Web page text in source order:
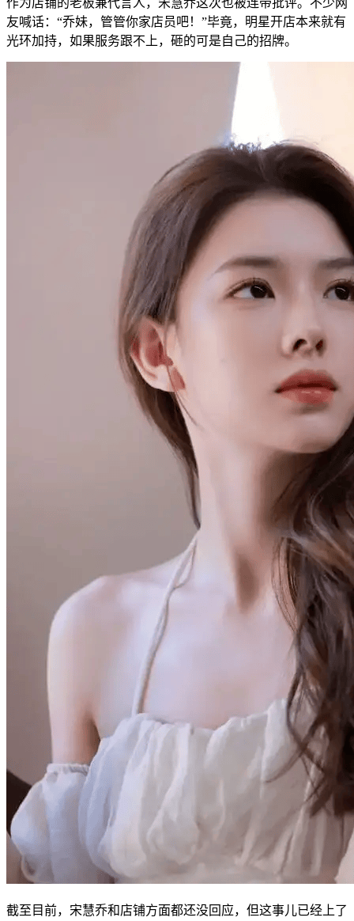
友喊话：“乔妹，管管你家店员吧！”毕竟，明星开店本来就有
光环加持，如果服务跟不上，砸的可是自己的招牌。
截至目前，宋慧乔和店铺方面都还没回应，但这事儿已经上了